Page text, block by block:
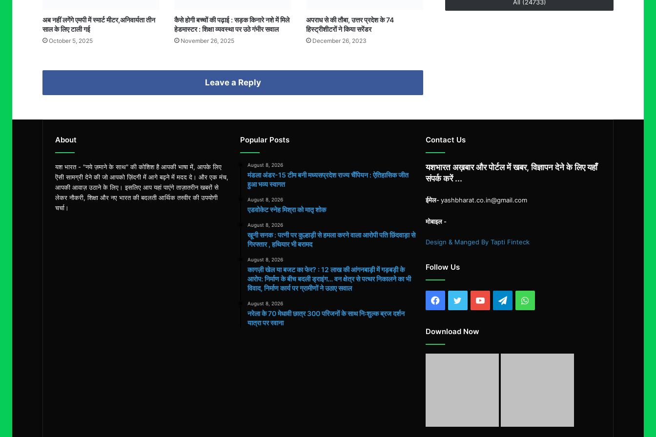
अब नहीं लगेंगे एमपी में स्मार्ट मीटर,अनिवार्यता तीन
साल के लिए टाली गई
October 5, 2025
कैसे होगी बच्चों की पढ़ाई : सड़क किनारे नशे में मिले
हेडमास्टर : शिक्षा व्यवस्था पर उठे गंभीर सवाल
November 26, 2025
अपराध से की तौबा, उत्तर प्रदेश के 74
हिस्ट्रीशीटरों ने किया सरेंडर
December 26, 2023
Leave a Reply
All (24733)
About
यश भारत - "नये ज़माने के साथ" की कोशिश है आपकी भाषा में, आपके लिए
ऎसी सामग्री देने की जो आपको ज़िंदगी में आगे बढ़ने में मदद दे। और एक मंच,
आपकी आवाज़ उठाने के लिए। इसलिए आप यहां पाएंगे ताज़ातरीन खबरों से
लेकर नौकरी, शिक्षा और नए भारत की बदलती आर्थिक तस्वीर की उपयोगी
चर्चा।
Popular Posts
August 8, 2026
मंडला अंडर-15 टीम बनी मध्यसप्रदेश राज्य चैंपियन : ऐतिहासिक जीत
हुआ भव्य स्वागत
August 8, 2026
एडवोकेट स्नेह मिश्रा को मातृ शोक
August 8, 2026
खूनी सनक : पत्नी पर कुल्हाड़ी से हमला करने वाला आरोपी पति छिंदवाड़ा से
गिरफ्तार , हथियार भी बरामद
August 8, 2026
कागज़ी खेल या बजट का फेर? : 12 लाख की आंगनबाड़ी में गड़बड़ी के
आरोप: निर्माण के बीच बदली ड्राइंग… वन क्षेत्र से पत्थर निकालने का भी
विवाद, निर्माण कार्य पर ग्रामीणों ने उठाए सवाल
August 8, 2026
नरेला के 70 मेधावी छात्र 300 परिजनों के साथ निःशुल्क ब्रज दर्शन
यात्रा पर रवाना
Contact Us
यशभारत अख़बार और पोर्टल में खबर, विज्ञापन देने के लिए यहाँ
संपर्क करें ...
ईमेल-yashbharat.co.in@gmail.com
मोबाइल -
Design & Manged By Tapti Finteck
Follow Us
Facebook
TwitterYouTubeTelegramWhatsApp
Download Now